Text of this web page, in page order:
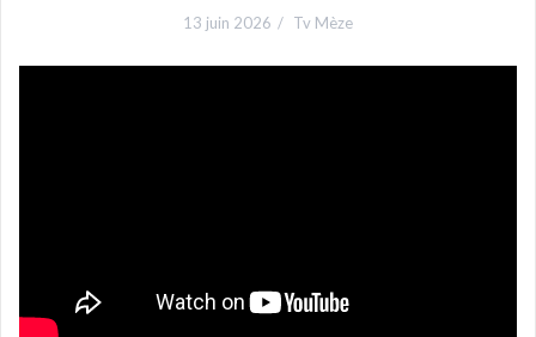
13 juin 2026 Tv Mèze